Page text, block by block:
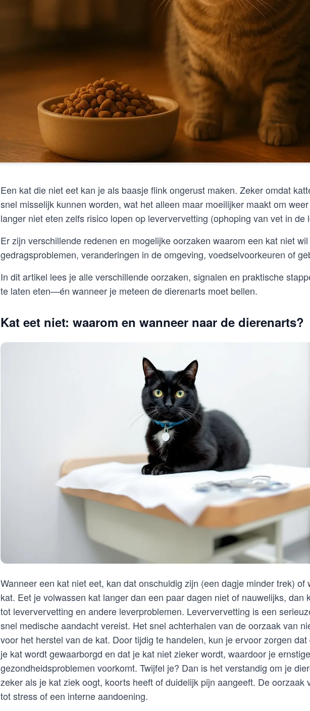
Een kat die niet eet kan je als baasje flink ongerust maken. Zeker omdat
snel misselijk kunnen worden, wat het alleen maar moeilijker maakt om
langer niet eten zelfs risico lopen op leververvetting (ophoping van vet in de
Er zijn verschillende redenen en mogelijke oorzaken waarom een kat niet
gedragsproblemen, veranderingen in de omgeving, voedselvoorkeuren of
In dit artikel lees je alle verschillende oorzaken, signalen en praktische
te laten eten—én wanneer je meteen de dierenarts moet bellen.
Kat eet niet: waarom en wanneer naar de dierenarts?
Wanneer een kat niet eet, kan dat onschuldig zijn (een dagje minder trek) of
kat. Eet je volwassen kat langer dan een paar dagen niet of nauwelijks, dan
tot leververvetting en andere leverproblemen. Leververvetting is een
snel medische aandacht vereist. Het snel achterhalen van de oorzaak van
voor het herstel van de kat. Door tijdig te handelen, kun je ervoor zorgen
je kat wordt gewaarborgd en dat je kat niet zieker wordt, waardoor je
gezondheidsproblemen voorkomt. Twijfel je? Dan is het verstandig om je
zeker als je kat ziek oogt, koorts heeft of duidelijk pijn aangeeft. De oorzaak
tot stress of een interne aandoening.